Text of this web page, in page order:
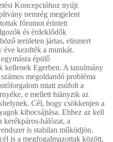
Koncepcióhoz nyújt
nemrég megjelent
fórumot érintett
és érdeklődők
területen jártas, elismert
éve kezdték a munkát.
épülő
kellenek Egerben. A tanulmány
megoldandó probléma
miatt zsúfolt a
e mellett hiányzik az
Cél, hogy csökkenjen a
kibocsájtása. Ehhez az kell
hálózat, a
is stabilan működjön.
is a megfogalmazottak között,